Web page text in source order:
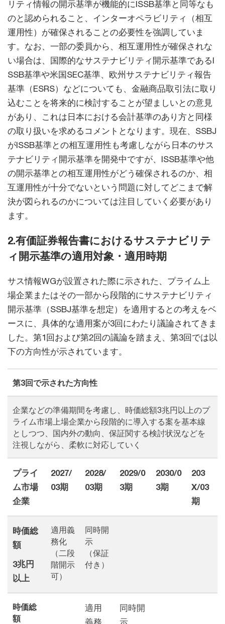
リティ情報の開示基準が機能的にISSB基準と同等なも
のと認められること、インターオペラビリティ（相互
運用性）が確保されることの必要性を強調していま
す。なお、一部の委員から、相互運用性が確保されな
い場合は、国際的なサステナビリティ開示基準であるI
SSB基準や米国SEC基準、欧州サステナビリティ報告
基準（ESRS）などについても、金融商品取引法に取り
込むことを将来的に検討することが望ましいとの意見
があり、これは日本における会計基準のあり方と同様
の取り扱いを求めるコメントとなります。現在、SSBJ
がISSB基準との相互運用性も考慮しながら日本のサス
テナビリティ開示基準を開発中ですが、ISSB基準や他
の開示基準との相互運用性がどう確保されるのか、相
互運用性が十分でないという問題に対してどこまで解
決が図られるのかについては注目していく必要があり
ます。
2.有価証券報告書におけるサステナビリテ
ィ開示基準の適用対象・適用時期
サス情報WGが設置された際に示された、プライム上
場企業またはその一部から段階的にサステナビリティ
開示基準（SSBJ基準を想定）を適用するとの考えをベ
ースに、具体的な適用案が3回にわたり議論されてきま
した。第1回および第2回の議論を踏まえ、第3回では以
下の方向性が示されています。
第3回で示された方向性
企業などの準備期間を考慮し、時価総額3兆円以上のプ
ライム市場上場企業から段階的に導入する案を基本線
としつつ、国内外の動向、保証関する検討状況などを
注視しながら、柔軟に対応していく
プライ
ム市場
企業
2027/
03期
2028/
03期
2029/0
3期
2030/0
3期
203
X/03
期
時価総
額
3兆円
以上
適用義
務化
（二段
階開示
可）
同時開
示
（保証
付き）
時価総
額
適用
義務
同時開
示